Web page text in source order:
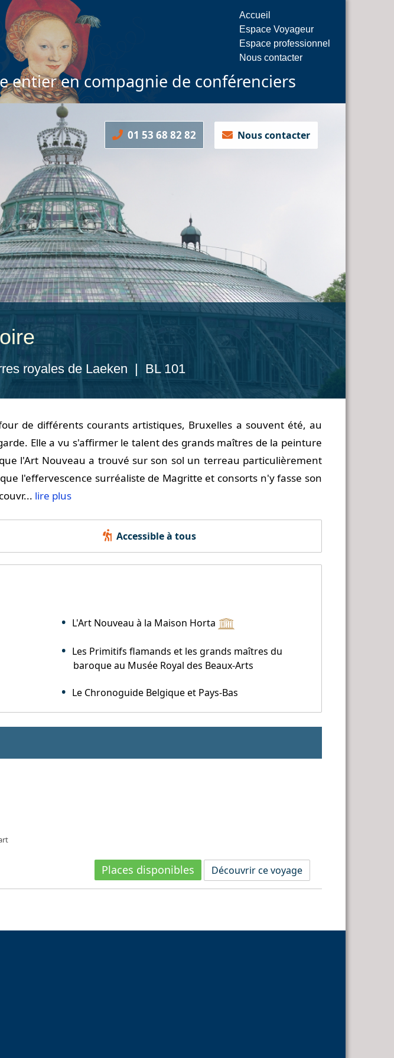
Accueil
Espace Voyageur
Espace professionnel
Nous contacter
entier en compagnie de conférenciers
01 53 68 82 82 Nous contacter
royales de Laeken | BL 101
de différents courants artistiques, Bruxelles a souvent été, au
Elle a vu s'affirmer le talent des grands maîtres de la peinture
l'Art Nouveau a trouvé sur son sol un terreau particulièrement
l'effervescence surréaliste de Magritte et consorts n'y fasse son
lire plus
Accessible à tous
L'Art Nouveau à la Maison Horta
Les Primitifs flamands et les grands maîtres du
baroque au Musée Royal des Beaux-Arts
Le Chronoguide Belgique et Pays-Bas
Places disponibles Découvrir ce voyage